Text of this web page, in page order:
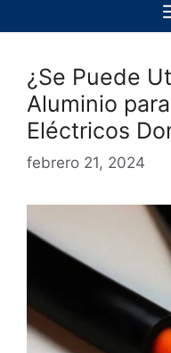
¿Se Puede
Aluminio
Eléctricos
febrero 21, 2024